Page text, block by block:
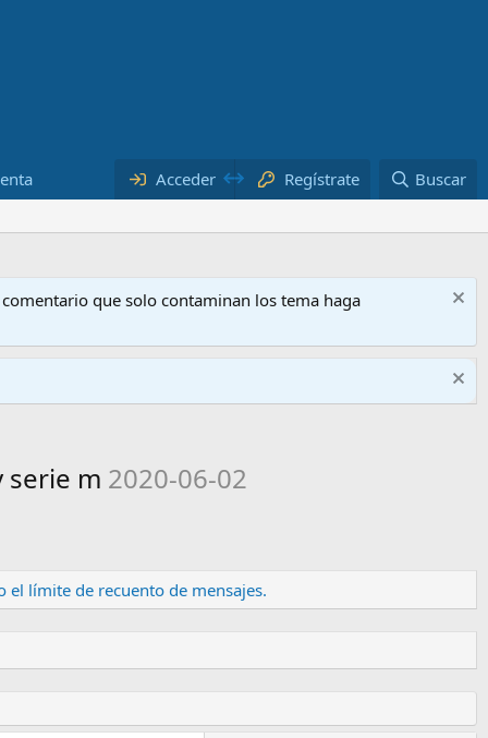
Acceder Regístrate Buscar
que solo contaminan los tema haga
serie m 2020-06-02
el límite de recuento de mensajes.